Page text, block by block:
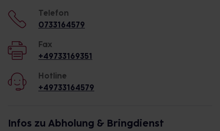
Telefon
0733164579
Fax
+49733169351
Hotline
+49733164579
Infos zu Abholung & Bringdienst